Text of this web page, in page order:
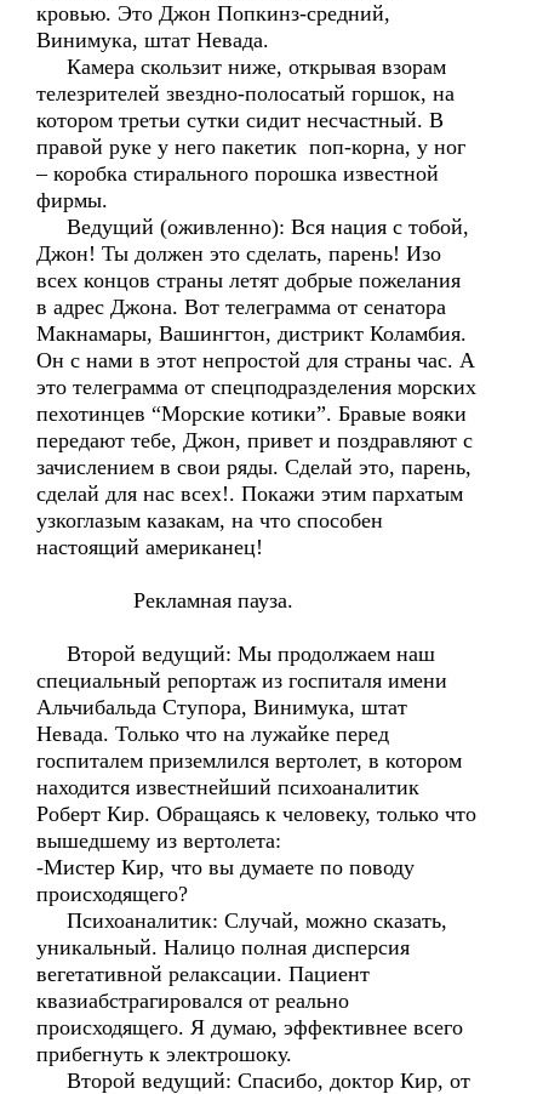
кровью. Это Джон Попкинз-средний,
Винимука, штат Невада.
Камера скользит ниже, открывая взорам
телезрителей звездно-полосатый горшок, на
котором третьи сутки сидит несчастный. В
правой руке у него пакетик поп-корна, у ног
– коробка стирального порошка известной
фирмы.
Ведущий (оживленно): Вся нация с тобой,
Джон! Ты должен это сделать, парень! Изо
всех концов страны летят добрые пожелания
в адрес Джона. Вот телеграмма от сенатора
Макнамары, Вашингтон, дистрикт Коламбия.
Он с нами в этот непростой для страны час. А
это телеграмма от спецподразделения морских
пехотинцев “Морские котики”. Бравые вояки
передают тебе, Джон, привет и поздравляют с
зачислением в свои ряды. Сделай это, парень,
сделай для нас всех!. Покажи этим пархатым
узкоглазым казакам, на что способен
настоящий американец!
Рекламная пауза.
Второй ведущий: Мы продолжаем наш
специальный репортаж из госпиталя имени
Альчибальда Ступора, Винимука, штат
Невада. Только что на лужайке перед
госпиталем приземлился вертолет, в котором
находится известнейший психоаналитик
Роберт Кир. Обращаясь к человеку, только что
вышедшему из вертолета:
-Мистер Кир, что вы думаете по поводу
происходящего?
Психоаналитик: Случай, можно сказать,
уникальный. Налицо полная дисперсия
вегетативной релаксации. Пациент
квазиабстрагировался от реально
происходящего. Я думаю, эффективнее всего
прибегнуть к электрошоку.
Второй ведущий: Спасибо, доктор Кир, от